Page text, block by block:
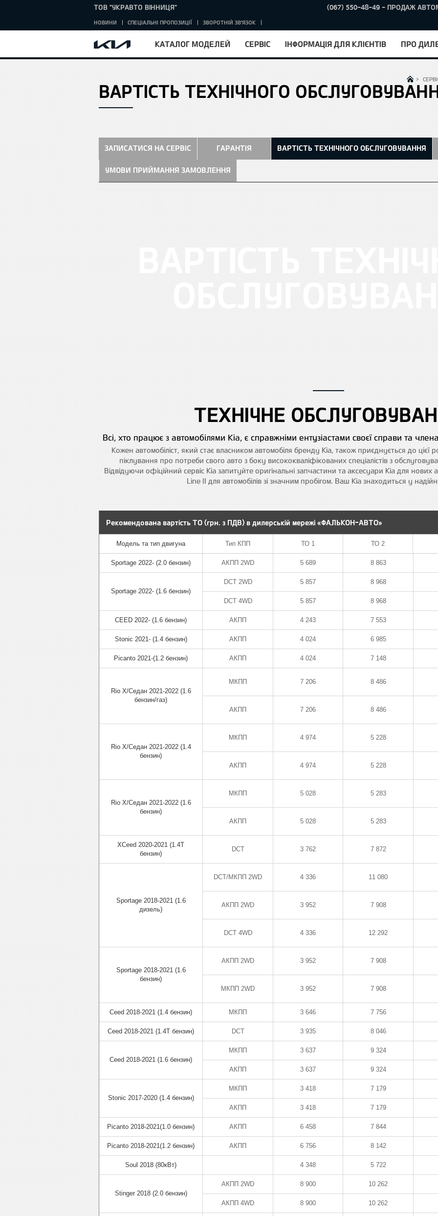
КАТАЛОГ МОДЕЛЕЙ СЕРВІС ІНФОРМАЦІЯ ДЛЯ КЛІЄНТІВ ПРО
ТОВ "УКРАВТО ВІННИЦЯ" (067) 550-48-49 - ПРОДАЖ
НОВИНИ СПЕЦІАЛЬНІ ПРОПОЗИЦІЇ ЗВОРОТНІЙ ЗВ'ЯЗОК
>
ВАРТІСТЬ ТЕХНІЧНОГО
ЗАПИСАТИСЯ НА СЕРВІС ГАРАНТІЯ ВАРТІСТЬ ТЕХНІЧНОГО ОБСЛУГОВУВАННЯ
УМОВИ ПРИЙМАННЯ ЗАМОВЛЕННЯ
ТЕХНІЧНЕ
Всі, хто працює з автомобілями Kia, є справжніми ентузіастами своєї справи та
Кожен автомобіліст, який стає власником автомобіля бренду Kia, також приєднується до цієї
піклування про потреби свого авто з боку висококваліфікованих спеціалістів з
Відвідуючи офіційний сервіс Kia запитуйте оригінальні запчастини та аксесуари Kia для нових
Line II для автомобілів зі значним пробігом. Ваш Kia знаходиться у
Рекомендована вартість ТО (грн. з ПДВ) в дилерській мережі «ФАЛЬКОН-АВТО»
Модель та тип двигуна
Модель та тип двигуна
Sportage 2022- (2.0 бензин)
Sportage 2022- (1.6 бензин)
CEED 2022- (1.6 бензин)
Stonic 2021- (1.4 бензин)
Picanto 2021-(1.2 бензин)
Rio X/Cедан 2021-2022 (1.6
бензин/газ)
Rio X/Cедан 2021-2022 (1.4
бензин)
Rio X/Cедан 2021-2022 (1.6
бензин)
XCeed 2020-2021 (1.4T
бензин)
Sportage 2018-2021 (1.6
дизель)
Sportage 2018-2021 (1.6
бензин)
Ceed 2018-2021 (1.4 бензин)
Ceed 2018-2021 (1.4T бензин)
Ceed 2018-2021 (1.6 бензин)
Stonic 2017-2020 (1.4 бензин)
Picanto 2018-2021(1.0 бензин)
Picanto 2018-2021(1.2 бензин)
Soul 2018 (80кВт)
Stinger 2018 (2.0 бензин)
Тип КПП ТО 1 ТО 2
Тип КПП ТО 1 ТО 2
АКПП 2WD 5 689 8 863
DCT 2WD 5 857 8 968
DCT 4WD 5 857 8 968
АКПП 4 243 7 553
АКПП 4 024 6 985
АКПП 4 024 7 148
МКПП 7 206 8 486
АКПП 7 206 8 486
МКПП 4 974 5 228
АКПП 4 974 5 228
МКПП 5 028 5 283
АКПП 5 028 5 283
DCT 3 762 7 872
DCT/МКПП 2WD 4 336 11 080
АКПП 2WD 3 952 7 908
DCT 4WD 4 336 12 292
АКПП 2WD 3 952 7 908
МКПП 2WD 3 952 7 908
МКПП 3 646 7 756
DCT 3 935 8 046
МКПП 3 637 9 324
АКПП 3 637 9 324
МКПП 3 418 7 179
АКПП 3 418 7 179
АКПП 6 458 7 844
АКПП 6 756 8 142
4 348 5 722
АКПП 2WD 8 900 10 262
АКПП 4WD 8 900 10 262